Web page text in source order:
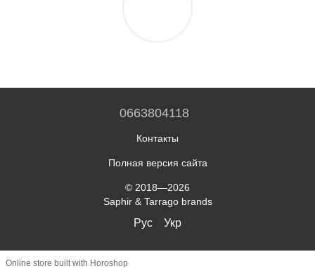
0663804118
Контакты
Полная версия сайта
© 2018—2026
Saphir & Tarrago brands
Рус Укр
Online store built with Horoshop